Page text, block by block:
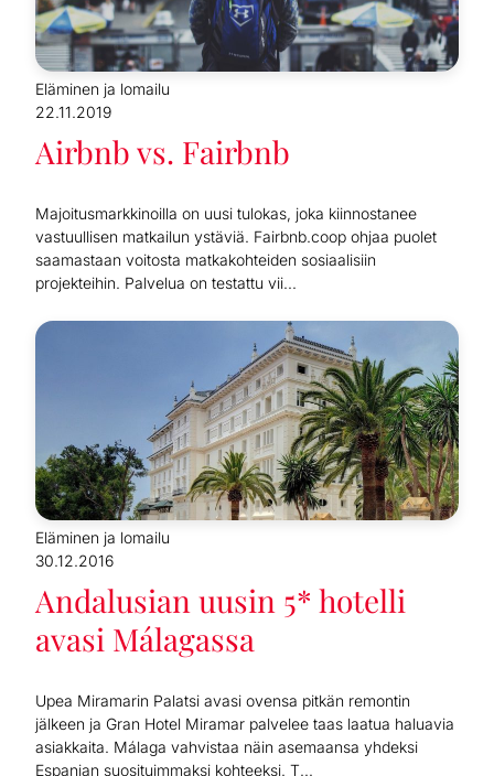
Eläminen ja lomailu
22.11.2019
Airbnb vs. Fairbnb
Majoitusmarkkinoilla on uusi tulokas, joka kiinnostanee
vastuullisen matkailun ystäviä. Fairbnb.coop ohjaa puolet
saamastaan voitosta matkakohteiden sosiaalisiin
projekteihin. Palvelua on testattu vii...
Eläminen ja lomailu
30.12.2016
Andalusian uusin 5* hotelli
avasi Málagassa
Upea Miramarin Palatsi avasi ovensa pitkän remontin
jälkeen ja Gran Hotel Miramar palvelee taas laatua haluavia
asiakkaita. Málaga vahvistaa näin asemaansa yhdeksi
Espanjan suosituimmaksi kohteeksi. T...